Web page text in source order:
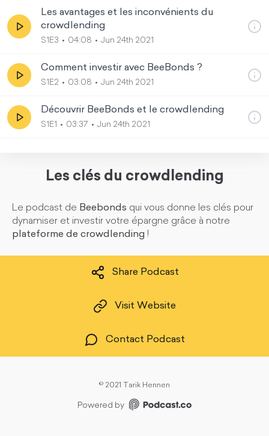
Les avantages et les inconvénients du
crowdlending
S1E3 04:08 Jun 24th 2021
Comment investir avec BeeBonds ?
S1E2 03:08 Jun 24th 2021
Découvrir BeeBonds et le crowdlending
S1E1 03:37 Jun 24th 2021
Les clés du crowdlending
Le podcast de Beebonds qui vous donne les clés pour
dynamiser et investir votre épargne grâce à notre
plateforme de crowdlending !
Share Podcast
Visit Website
Contact Podcast
© 2021 Tarik Hennen
Powered by